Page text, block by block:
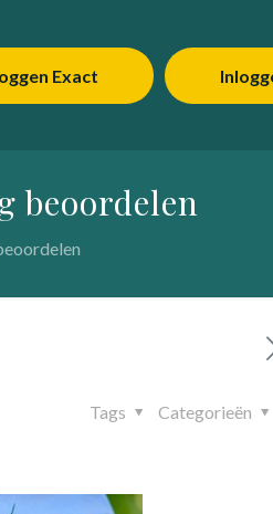
Exact
beoordelen
Categorieën
Tags